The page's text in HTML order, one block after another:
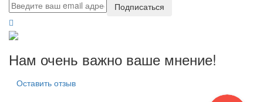
Подписаться
Нам очень важно ваше мнение!
Оставить отзыв